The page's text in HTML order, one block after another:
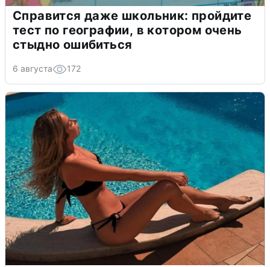
Справится даже школьник: пройдите
тест по географии, в котором очень
стыдно ошибиться
6 августа 172